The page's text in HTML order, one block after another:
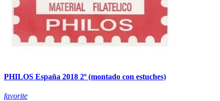
PHILOS España 2018 2º (montado con estuches)
favorite